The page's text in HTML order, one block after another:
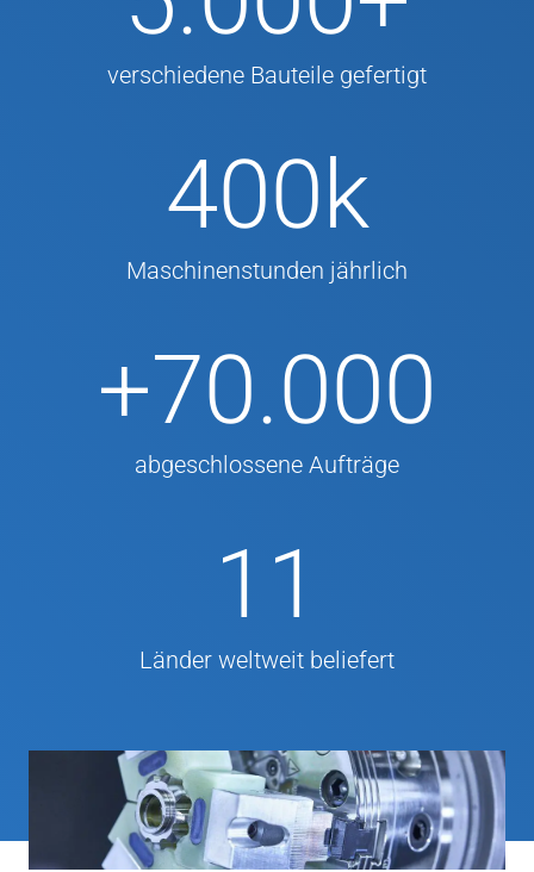
verschiedene Bauteile gefertigt
400k
Maschinenstunden jährlich
+70.000
abgeschlossene Aufträge
11
Länder weltweit beliefert